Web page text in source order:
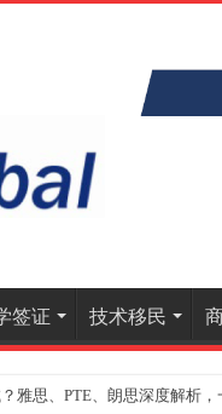
签证 技术移民
雅思、PTE、朗思深度解析，
学排名出炉：一份关乎本地